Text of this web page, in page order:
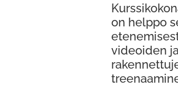
on helppo
videoiden